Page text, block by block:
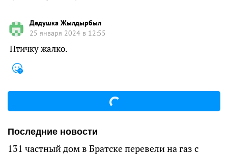
Дедушка Жылдырбыл
25 января 2024 в 12:55
Птичку жалко.
Последние новости
131 частный дом в Братске перевели на газ с